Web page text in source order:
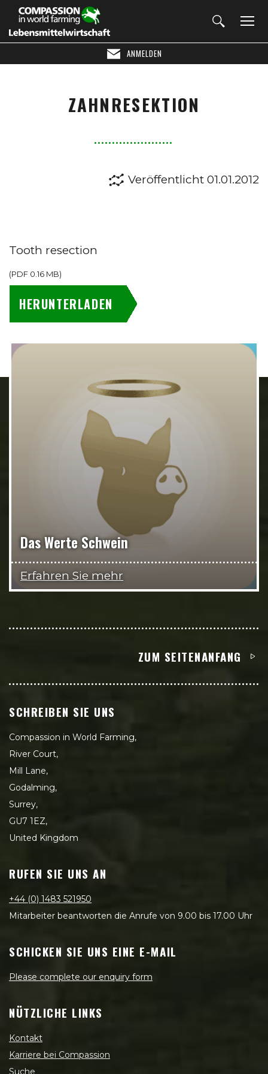
ANMELDEN
ZAHNRESEKTION
Veröffentlicht 01.01.2012
Tooth resection
(PDF 0.16 MB)
HERUNTERLADEN
Das Werte Schwein
Erfahren Sie mehr
ZUM SEITENANFANG
SCHREIBEN SIE UNS
Compassion in World Farming,
River Court,
Mill Lane,
Godalming,
Surrey,
GU7 1EZ,
United Kingdom
RUFEN SIE UNS AN
+44 (0) 1483 521950
Mitarbeiter beantworten die Anrufe von 9.00 bis 17.00 Uhr
SCHICKEN SIE UNS EINE E-MAIL
Please complete our enquiry form
NÜTZLICHE LINKS
Kontakt
Karriere bei Compassion
Suche